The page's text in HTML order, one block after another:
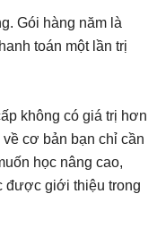
Gói hàng năm là
toán một lần trị
không có giá trị hơn
cơ bản bạn chỉ cần
học nâng cao,
được giới thiệu trong